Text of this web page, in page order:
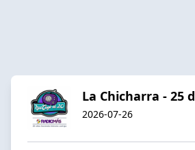
La Chicharra - 25
2026-07-26